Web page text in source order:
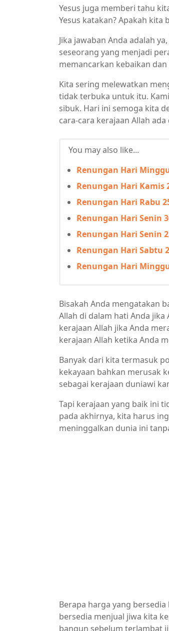
Yesus juga memberi tahu
Yesus katakan? Apakah
Jika jawaban Anda adalah
seseorang yang menjadi
memancarkan kebaikan dan
Kita sering melewatkan
tidak terbuka untuk itu.
sibuk. Hari ini semoga kita
cara-cara kerajaan Allah
You may also like...
Renungan Hari
Renungan Hari Kamis
Renungan Hari Rabu
Renungan Hari Senin
Renungan Hari Senin
Renungan Hari Sabtu
Renungan Hari
Bisakah Anda mengatakan
Allah di dalam hati Anda
kerajaan Allah jika Anda
kerajaan Allah ketika Anda
Banyak dari kita termasuk
kekayaan bahkan merusak
sebagai kerajaan duniawi
Tapi kerajaan yang baik ini
pada akhirnya, kita harus
meninggalkan dunia ini
Berapa harga yang
bersedia menjual jiwa kita
bangun sebelum terlambat